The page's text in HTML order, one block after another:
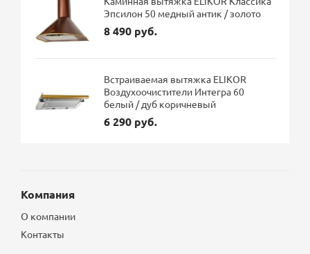
Эпсилон 50 медный антик / золото
8 490 руб.
Встраиваемая вытяжка ELIKOR
Воздухоочистители Интегра 60
белый / дуб коричневый
6 290 руб.
Компания
О компании
Контакты